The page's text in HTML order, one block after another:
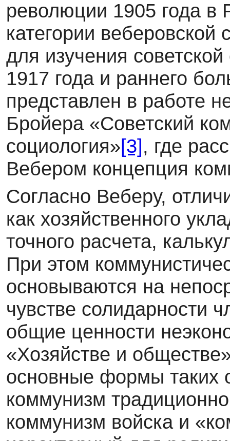
революции 1905 года в
категории
для изучения
1917 года и раннего
представлен в работе
Бройера «Советский
социология»[3], где
Вебером концепция
Согласно Веберу,
как хозяйственного
точного расчета,
При этом
основываются на
чувстве солидарности
общие ценности
«Хозяйстве и
основные формы таких
коммунизм
коммунизм войска и